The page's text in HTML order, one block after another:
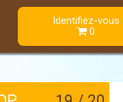
Identifiez-vous
0